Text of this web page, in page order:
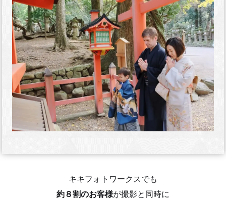
キキフォトワークスでも
約８割のお客様が撮影と同時に